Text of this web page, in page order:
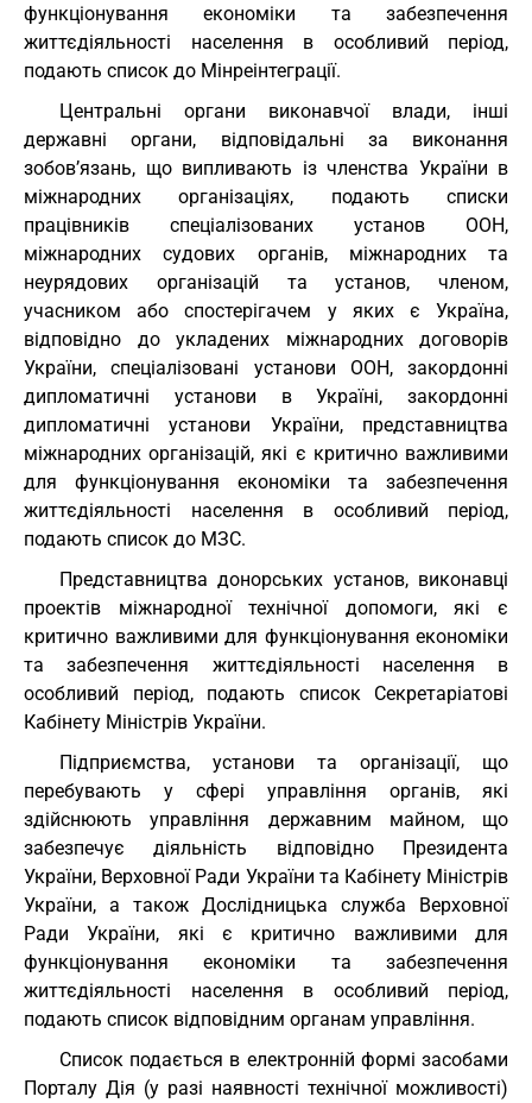
функціонування економіки та забезпечення
життєдіяльності населення в особливий період,
подають список до Мінреінтеграції.
Центральні органи виконавчої влади, інші
державні органи, відповідальні за виконання
зобов’язань, що випливають із членства України в
міжнародних організаціях, подають списки
працівників спеціалізованих установ ООН,
міжнародних судових органів, міжнародних та
неурядових організацій та установ, членом,
учасником або спостерігачем у яких є Україна,
відповідно до укладених міжнародних договорів
України, спеціалізовані установи ООН, закордонні
дипломатичні установи в Україні, закордонні
дипломатичні установи України, представництва
міжнародних організацій, які є критично важливими
для функціонування економіки та забезпечення
життєдіяльності населення в особливий період,
подають список до МЗС.
Представництва донорських установ, виконавці
проектів міжнародної технічної допомоги, які є
критично важливими для функціонування економіки
та забезпечення життєдіяльності населення в
особливий період, подають список Секретаріатові
Кабінету Міністрів України.
Підприємства, установи та організації, що
перебувають у сфері управління органів, які
здійснюють управління державним майном, що
забезпечує діяльність відповідно Президента
України, Верховної Ради України та Кабінету Міністрів
України, а також Дослідницька служба Верховної
Ради України, які є критично важливими для
функціонування економіки та забезпечення
життєдіяльності населення в особливий період,
подають список відповідним органам управління.
Список подається в електронній формі засобами
Порталу Дія (у разі наявності технічної можливості)